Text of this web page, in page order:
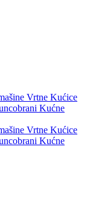
Vrtne Kućice
Kućne
Vrtne Kućice
Kućne